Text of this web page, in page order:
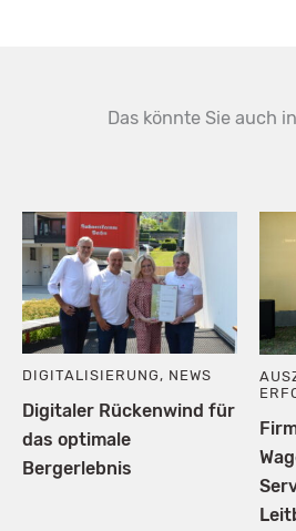
Das könnte Sie auch
DIGITALISIERUNG, NEWS
Digitaler Rückenwind für
das optimale
Bergerlebnis